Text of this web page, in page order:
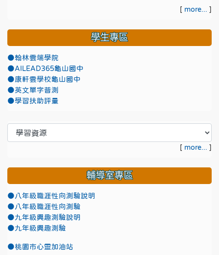
[ more... ]
學生專區
●翰林雲端學院
●AILEAD365龜山國中
●康軒雲學校龜山國中
●英文單字普測
●學習扶助評量
[ more... ]
輔導室專區
●八年級職涯性向測驗說明
●八年級職涯性向測驗
●九年級興趣測驗說明
●九年級興趣測驗
●桃園市心靈加油站